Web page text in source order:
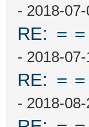
- 2018-
RE: ＝
- 2018-
RE: ＝
- 2018-